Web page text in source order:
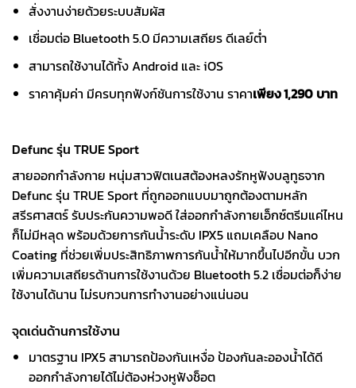
สั่งงานง่ายด้วยระบบสัมผัส
เชื่อมต่อ Bluetooth 5.0 มีความเสถียร ดีเลย์ต่ำ
สามารถใช้งานได้ทั้ง Android และ iOS
ราคาคุ้มค่า มีครบทุกฟังก์ชันการใช้งาน ราคาเพียง 1,290 บาท
Defunc รุ่น TRUE Sport
สายออกกำลังกาย หนุ่มสาวฟิตเนสต้องหลงรักหูฟังบลูทูธจาก
Defunc รุ่น TRUE Sport ที่ถูกออกแบบมาถูกต้องตามหลัก
สรีรศาสตร์ รับประกันความพอดี ใส่ออกกำลังกายเอ็กซ์ตรีมแค่ไหน
ก็ไม่มีหลุด พร้อมด้วยการกันน้ำระดับ IPX5 แถมเคลือบ Nano
Coating ที่ช่วยเพิ่มประสิทธิภาพการกันน้ำให้มากขึ้นไปอีกขั้น บวก
เพิ่มความเสถียรด้านการใช้งานด้วย Bluetooth 5.2 เชื่อมต่อก็ง่าย
ใช้งานได้นาน ไม่รบกวนการทำงานอย่างแน่นอน
จุดเด่นด้านการใช้งาน
มาตรฐาน IPX5 สามารถป้องกันเหงื่อ ป้องกันละอองน้ำได้ดี
ออกกำลังกายได้ไม่ต้องห่วงหูฟังช็อต